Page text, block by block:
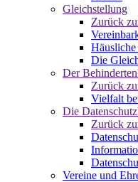
Gleichstellung
Zurück
Die
Der
Zurück
Vielfalt
Die
Zurück
Vereine und